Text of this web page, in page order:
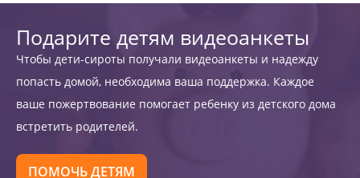
Подарите детям видеоанкеты
Чтобы дети-сироты получали видеоанкеты и надежду
попасть домой, необходима ваша поддержка. Каждое
ваше пожертвование помогает ребенку из детского дома
встретить родителей.
ПОМОЧЬ ДЕТЯМ